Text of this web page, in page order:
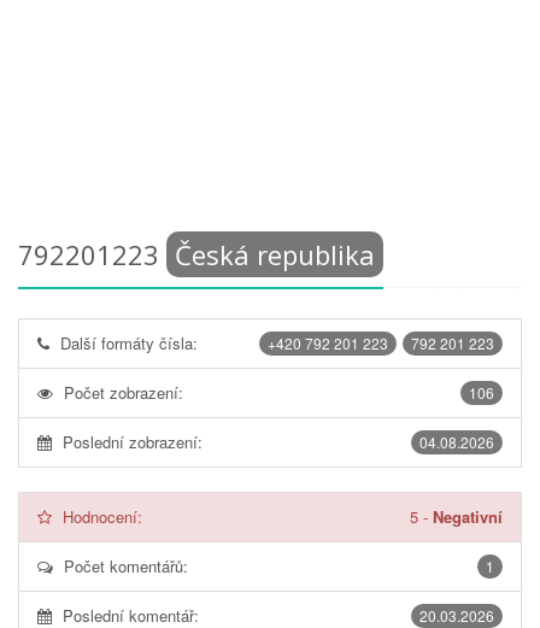
792201223 Česká republika
792 201 223
+420 792 201 223
Další formáty čísla:
106
Počet zobrazení:
04.08.2026
Poslední zobrazení:
Hodnocení: 5 - Negativní
1
Počet komentářů:
20.03.2026
Poslední komentář: